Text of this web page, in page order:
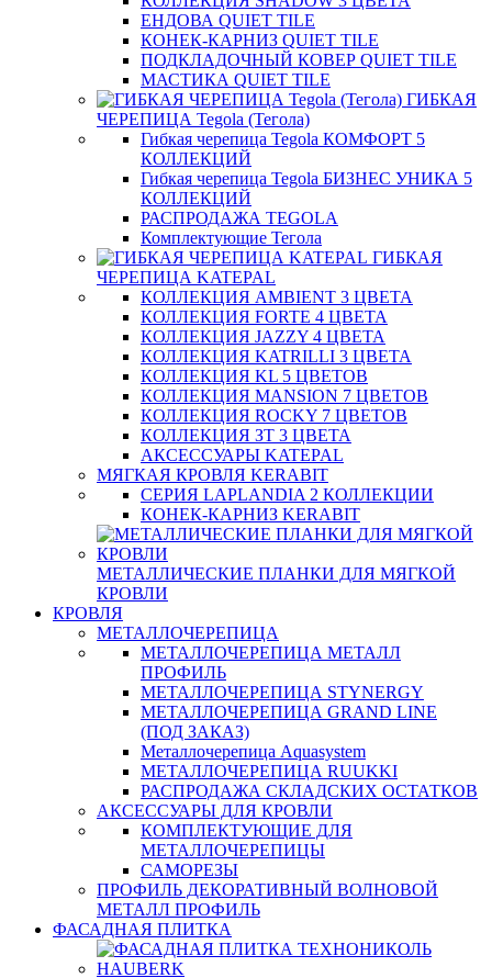
ЕНДОВА QUIET TILE
КОНЕК-КАРНИЗ QUIET TILE
ПОДКЛАДОЧНЫЙ КОВЕР QUIET TILE
МАСТИКА QUIET TILE
ГИБКАЯ
ЧЕРЕПИЦА Tegola (Тегола)
Гибкая черепица Tegola КОМФОРТ 5
КОЛЛЕКЦИЙ
Гибкая черепица Tegola БИЗНЕС УНИКА 5
КОЛЛЕКЦИЙ
РАСПРОДАЖА TEGOLA
Комплектующие Тегола
ГИБКАЯ
ЧЕРЕПИЦА KATEPAL
КОЛЛЕКЦИЯ AMBIENT 3 ЦВЕТА
КОЛЛЕКЦИЯ FORTE 4 ЦВЕТА
КОЛЛЕКЦИЯ JAZZY 4 ЦВЕТА
КОЛЛЕКЦИЯ KATRILLI 3 ЦВЕТА
КОЛЛЕКЦИЯ KL 5 ЦВЕТОВ
КОЛЛЕКЦИЯ MANSION 7 ЦВЕТОВ
КОЛЛЕКЦИЯ ROCKY 7 ЦВЕТОВ
КОЛЛЕКЦИЯ ЗТ 3 ЦВЕТА
АКСЕССУАРЫ KATEPAL
МЯГКАЯ КРОВЛЯ KERABIT
СЕРИЯ LAPLANDIA 2 КОЛЛЕКЦИИ
КОНЕК-КАРНИЗ KERABIT
МЕТАЛЛИЧЕСКИЕ ПЛАНКИ ДЛЯ МЯГКОЙ
КРОВЛИ
КРОВЛЯ
МЕТАЛЛОЧЕРЕПИЦА
МЕТАЛЛОЧЕРЕПИЦА МЕТАЛЛ
ПРОФИЛЬ
МЕТАЛЛОЧЕРЕПИЦА STYNERGY
МЕТАЛЛОЧЕРЕПИЦА GRAND LINE
(ПОД ЗАКАЗ)
Металлочерепица Aquasystem
МЕТАЛЛОЧЕРЕПИЦА RUUKKI
РАСПРОДАЖА СКЛАДСКИХ ОСТАТКОВ
АКСЕССУАРЫ ДЛЯ КРОВЛИ
КОМПЛЕКТУЮЩИЕ ДЛЯ
МЕТАЛЛОЧЕРЕПИЦЫ
САМОРЕЗЫ
ПРОФИЛЬ ДЕКОРАТИВНЫЙ ВОЛНОВОЙ
МЕТАЛЛ ПРОФИЛЬ
ФАСАДНАЯ ПЛИТКА